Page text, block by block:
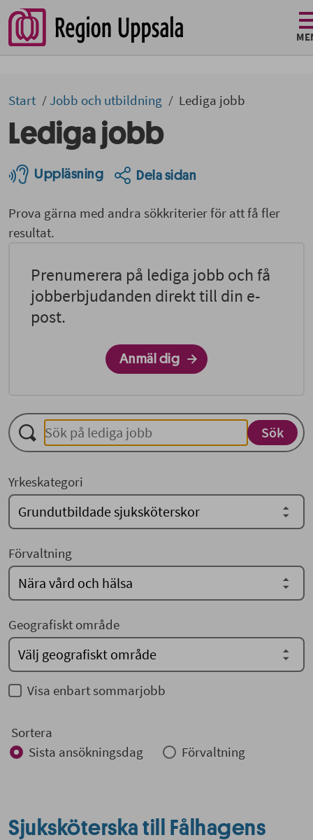
Start Jobb och utbildning Lediga jobb
Lediga jobb
Uppläsning Dela sidan
Prova gärna med andra sökkriterier för att få fler
resultat.
Prenumerera på lediga jobb och få
jobberbjudanden direkt till din e-
post.
Anmäl dig
Yrkeskategori
Förvaltning
Geografiskt område
Visa enbart sommarjobb
Sortera
Sista ansökningsdag
Förvaltning
Sjuksköterska till Fålhagens